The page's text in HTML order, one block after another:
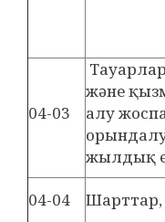
04-03
және
алу
жылдық
04-04 Шарттар,